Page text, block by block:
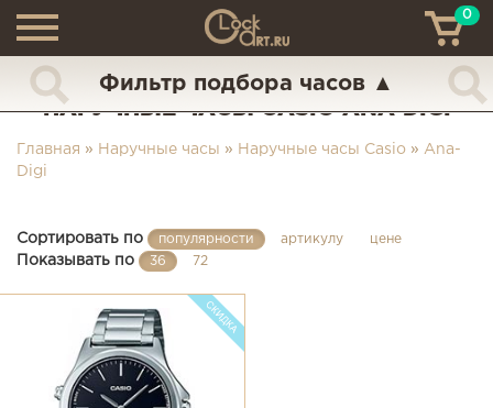
+7 (925) 517-68-49
ТН
0
Фильтр подбора часов ▲
НАРУЧНЫЕ ЧАСЫ CASIO ANA-DIGI
Главная » Наручные часы » Наручные часы Casio » Ana-
Digi
Сортировать по популярности артикулу цене
Показывать по 36 72